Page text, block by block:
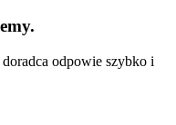
odpowie szybko i